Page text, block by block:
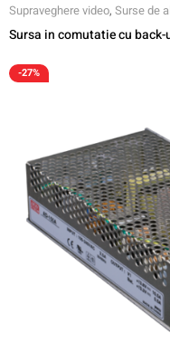
Supraveghere video, Surse de
Sursa in comutatie cu back-
-27%